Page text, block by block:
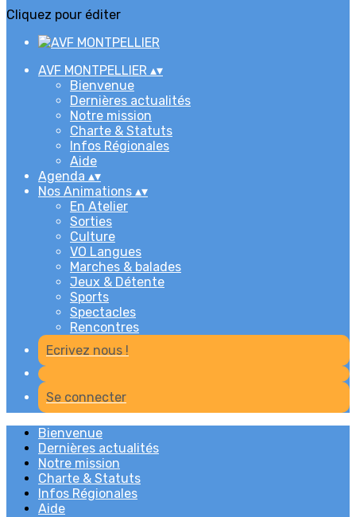
Cliquez pour éditer
AVF MONTPELLIER ▴▾
Bienvenue
Dernières actualités
Notre mission
Charte & Statuts
Infos Régionales
Aide
Agenda ▴▾
Nos Animations ▴▾
En Atelier
Sorties
Culture
VO Langues
Marches & balades
Jeux & Détente
Sports
Spectacles
Rencontres
Ecrivez nous !
Se connecter
Bienvenue
Dernières actualités
Notre mission
Charte & Statuts
Infos Régionales
Aide